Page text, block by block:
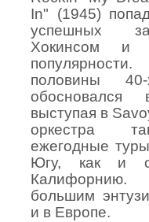
In" (1945)
успешных
Хокинсом и
половины
выступая в
оркестра
ежегодные
Югу, как и
большим
и в Европе.